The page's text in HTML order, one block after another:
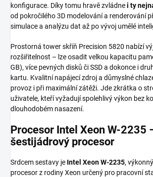
konfigurace. Díky tomu hravě zvládnei ty
od pokročilého 3D modelování a renderování
simulace a analýzu dat až po vývoj umělé
Prostorná tower skříň Precision 5820 nabízí
rozšiřitelnost – lze osadit velkou kapacitu
GB), více pevných disků či SSD a dokonce i
kartu. Kvalitní napájecí zdroj a důmyslné
provoz i při maximální zátěži. Jde zkrátka o
uživatele, kteří vyžadují spolehlivý výkon bez
dlouhodobém nasazení.
Procesor Intel Xeon W-2235
šestijádrový procesor
Srdcem sestavy je Intel Xeon W-2235,
procesor z rodiny Xeon určený pro pracovní